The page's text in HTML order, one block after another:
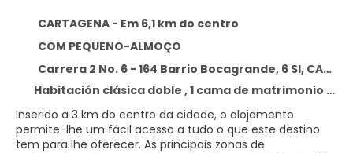
CARTAGENA - Em 6,1 km do centro
COM PEQUENO-ALMOÇO
Carrera 2 No. 6 - 164 Barrio Bocagrande, 6 SI, CARTAGENA 13001
Habitación clásica doble , 1 cama de matrimonio grande
Inserido a 3 km do centro da cidade, o alojamento
permite-lhe um fácil acesso a tudo o que este destino
tem para lhe oferecer. As principais zonas de